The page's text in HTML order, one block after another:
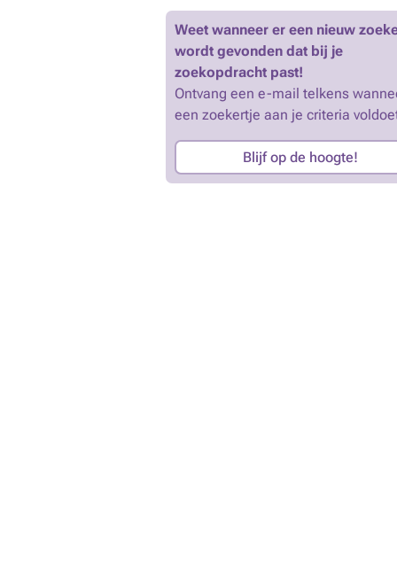
Weet wanneer er een nieuw
wordt gevonden dat bij je
zoekopdracht past!
Ontvang een e-mail telkens
een zoekertje aan je criteria
Blijf op de hoogte!